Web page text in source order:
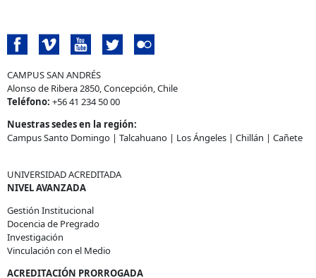
CAMPUS SAN ANDRÉS
Alonso de Ribera 2850, Concepción, Chile
Teléfono: +56 41 234 50 00
Nuestras sedes en la región:
Campus Santo Domingo| Talcahuano| Los Ángeles| Chillán | Cañete
UNIVERSIDAD ACREDITADA
NIVEL AVANZADA
Gestión Institucional
Docencia de Pregrado
Investigación
Vinculación con el Medio
ACREDITACIÓN PRORROGADA